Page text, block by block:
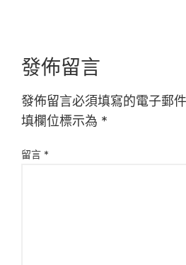
發佈留言
發佈留言必須填寫的電子郵
填欄位標示為 *
留言 *